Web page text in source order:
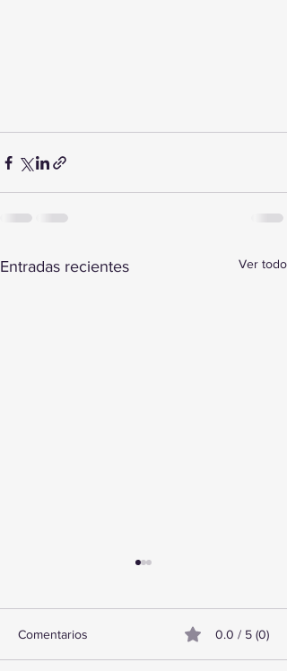
Entradas recientes Ver todo
Comentarios 0.0 / 5 (0)